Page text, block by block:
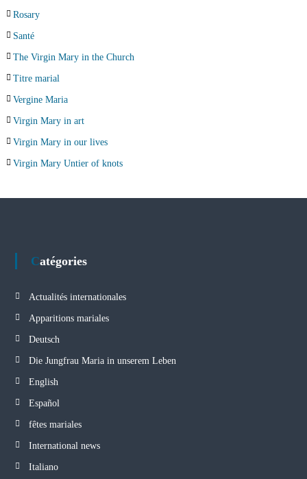
Rosary
Santé
The Virgin Mary in the Church
Titre marial
Vergine Maria
Virgin Mary in art
Virgin Mary in our lives
Virgin Mary Untier of knots
Catégories
Actualités internationales
Apparitions mariales
Deutsch
Die Jungfrau Maria in unserem Leben
English
Español
fêtes mariales
International news
Italiano